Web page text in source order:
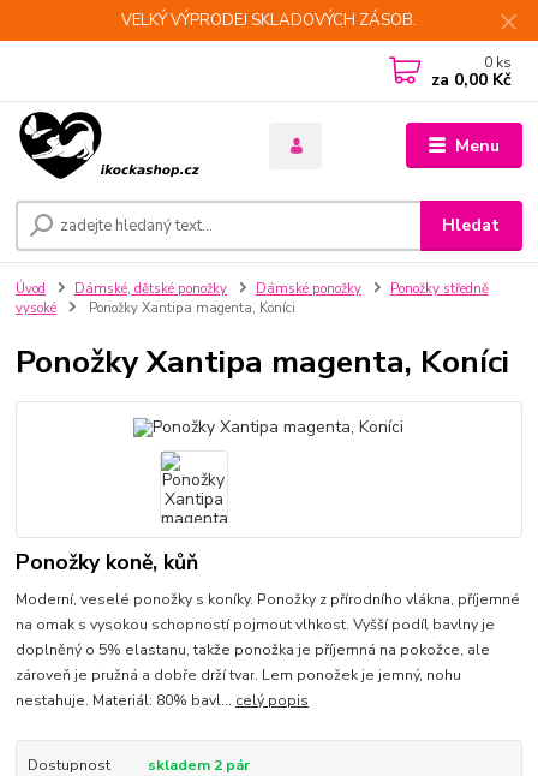
VELKÝ VÝPRODEJ SKLADOVÝCH ZÁSOB.
Menu
Hledat
0 ks
za 0,00 Kč
Úvod Dámské, dětské ponožky Dámské ponožky
Ponožky středně
vysoké
Ponožky Xantipa magenta, Koníci
Ponožky Xantipa magenta, Koníci
Ponožky koně, kůň
Moderní, veselé ponožky s koníky. Ponožky z přírodního vlákna, příjemné
na omak s vysokou schopností pojmout vlhkost. Vyšší podíl bavlny je
doplněný o 5% elastanu, takže ponožka je příjemná na pokožce, ale
zároveň je pružná a dobře drží tvar. Lem ponožek je jemný, nohu
nestahuje. Materiál: 80% bavl... celý popis
Dostupnost
skladem 2 pár